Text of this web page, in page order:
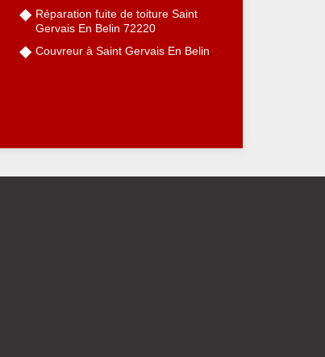
Réparation fuite de toiture Saint
Gervais En Belin 72220
Couvreur à Saint Gervais En Belin